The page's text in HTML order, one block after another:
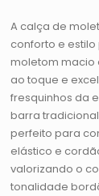
A calça de
conforto e
moletom macio
ao toque e
fresquinhos da
barra
perfeito para
elástico e
valorizando o
tonalidade